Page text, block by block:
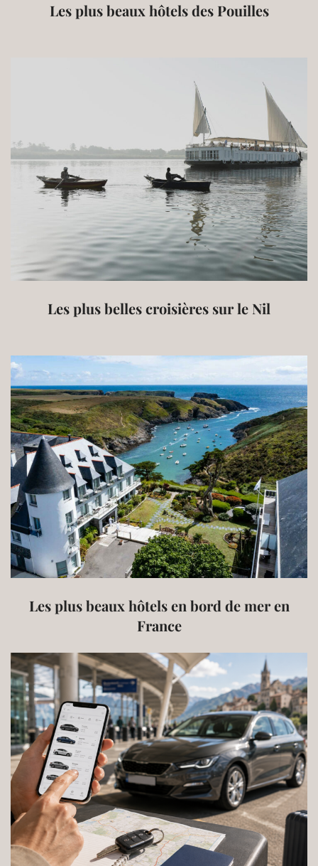
Les plus beaux hôtels des Pouilles
Les plus belles croisières sur le Nil
Les plus beaux hôtels en bord de mer en
France